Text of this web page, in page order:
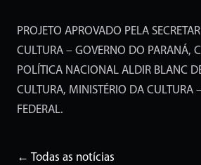
PROJETO APROVADO PELA
CULTURA – GOVERNO DO PARANÁ,
POLÍTICA NACIONAL ALDIR BLANC
CULTURA, MINISTÉRIO DA CULTURA
FEDERAL.
← Todas as notícias